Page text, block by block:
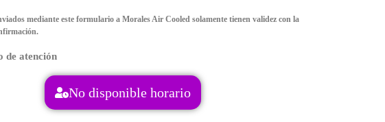
mediante este formulario a Morales Air Cooled solamente tienen validez con la
de atención
No disponible horario